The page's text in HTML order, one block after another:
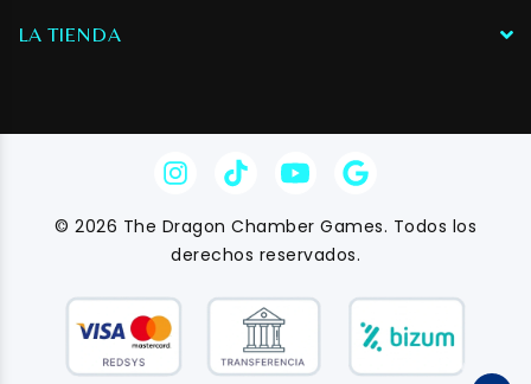
LA TIENDA
© 2026 The Dragon Chamber Games. Todos los
derechos reservados.